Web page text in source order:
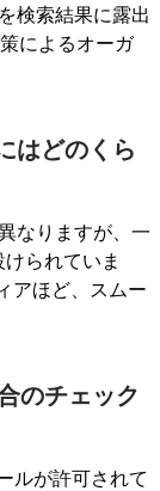
検索結果に露出
によるオーガ
はどのくら
なりますが、一
られていま
アほど、スムー
のチェック
ルが許可されて